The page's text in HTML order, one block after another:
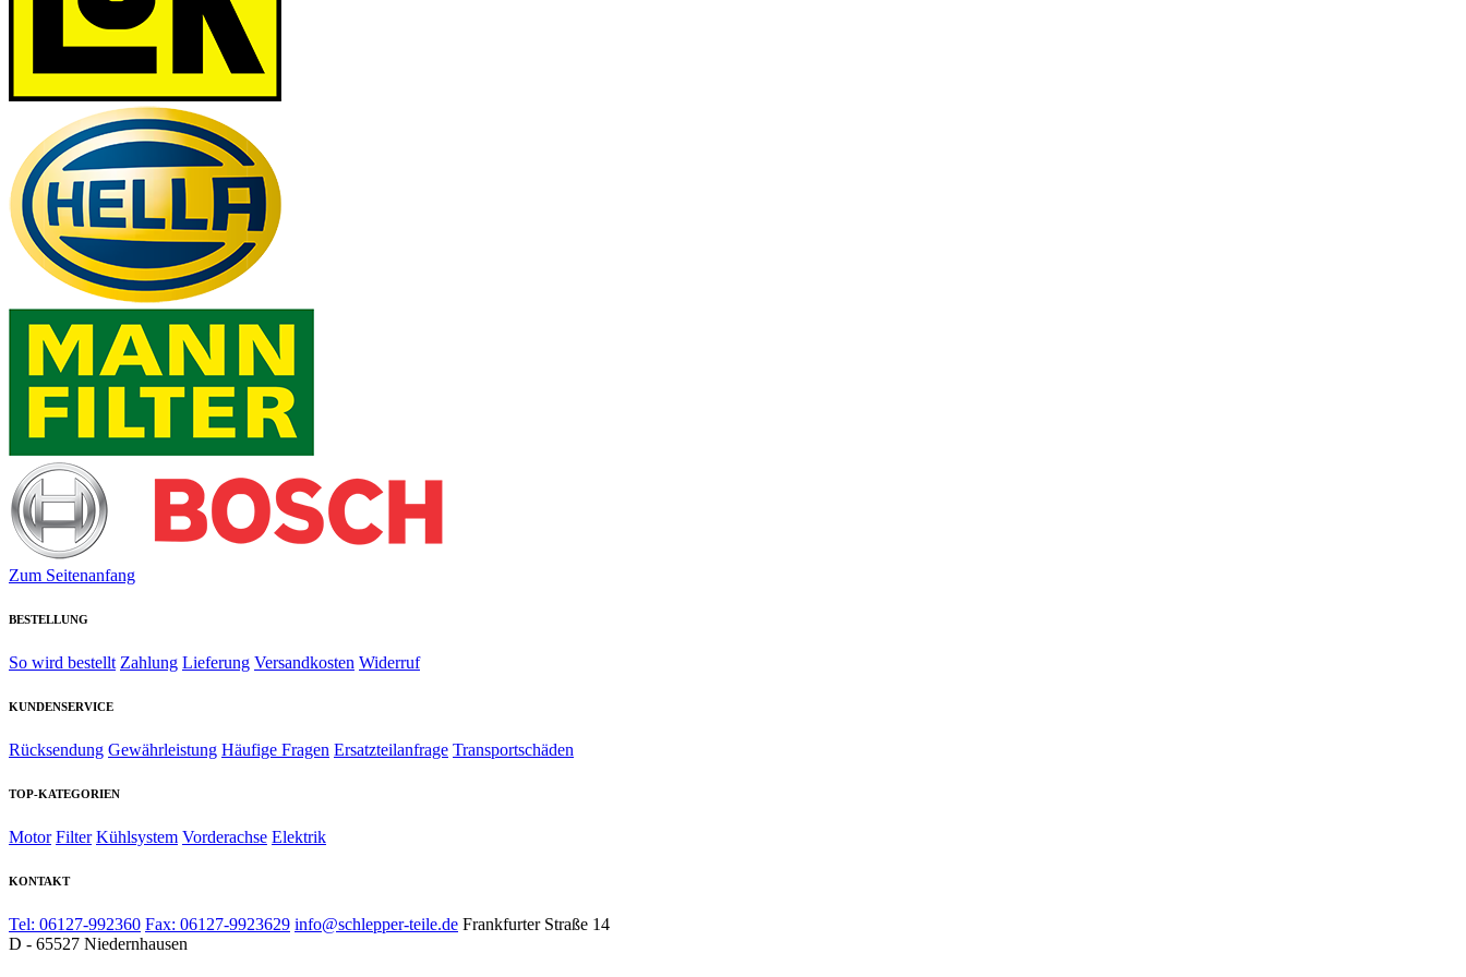
Zum Seitenanfang
BESTELLUNG
So wird bestellt Zahlung Lieferung Versandkosten Widerruf
KUNDENSERVICE
Rücksendung Gewährleistung Häufige Fragen Ersatzteilanfrage Transportschäden
TOP-KATEGORIEN
Motor Filter Kühlsystem Vorderachse Elektrik
KONTAKT
Tel: 06127-992360 Fax: 06127-9923629 info@schlepper-teile.de Frankfurter Straße 14
D - 65527 Niedernhausen